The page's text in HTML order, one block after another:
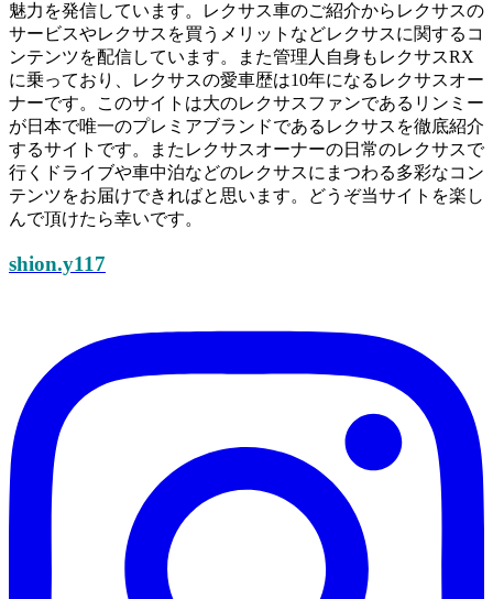
魅力を発信しています。レクサス車のご紹介からレクサスの
サービスやレクサスを買うメリットなどレクサスに関するコ
ンテンツを配信しています。また管理人自身もレクサスRX
に乗っており、レクサスの愛車歴は10年になるレクサスオー
ナーです。このサイトは大のレクサスファンであるリンミー
が日本で唯一のプレミアブランドであるレクサスを徹底紹介
するサイトです。またレクサスオーナーの日常のレクサスで
行くドライブや車中泊などのレクサスにまつわる多彩なコン
テンツをお届けできればと思います。どうぞ当サイトを楽し
んで頂けたら幸いです。
shion.y117